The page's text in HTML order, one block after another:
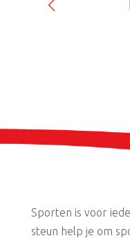
Sporten is voor
steun help je om